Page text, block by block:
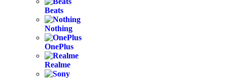
Beats
Nothing
OnePlus
Realme